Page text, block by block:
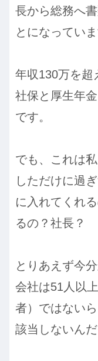
長から総務へ
とになっていま
年収130万を超
社保と厚生年
です。
でも、これは
しただけに過
に入れてくれ
るの？社長？
とりあえず今
会社は51人以
者）ではない
該当しないんだ